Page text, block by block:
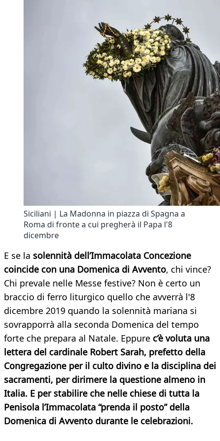
Siciliani | La Madonna in piazza di Spagna a
Roma di fronte a cui pregherà il Papa l'8
dicembre
E se la solennità dell’Immacolata Concezione
coincide con una Domenica di Avvento, chi vince?
Chi prevale nelle Messe festive? Non è certo un
braccio di ferro liturgico quello che avverrà l'8
dicembre 2019 quando la solennità mariana si
sovrapporrà alla seconda Domenica del tempo
forte che prepara al Natale. Eppure c’è voluta una
lettera del cardinale Robert Sarah, prefetto della
Congregazione per il culto divino e la disciplina dei
sacramenti, per dirimere la questione almeno in
Italia. E per stabilire che nelle chiese di tutta la
Penisola l’Immacolata “prenda il posto” della
Domenica di Avvento durante le celebrazioni.